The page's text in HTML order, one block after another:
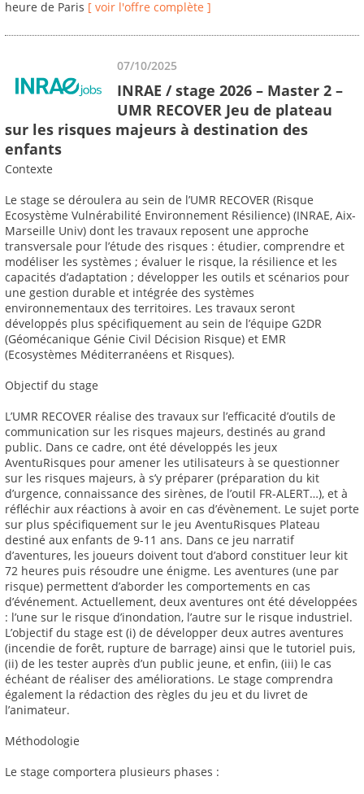
heure de Paris [ voir l'offre complète ]
07/10/2025
INRAE / stage 2026 – Master 2 –
UMR RECOVER Jeu de plateau
sur les risques majeurs à destination des
enfants
Contexte
Le stage se déroulera au sein de l’UMR RECOVER (Risque
Ecosystème Vulnérabilité Environnement Résilience) (INRAE, Aix-
Marseille Univ) dont les travaux reposent une approche
transversale pour l’étude des risques : étudier, comprendre et
modéliser les systèmes ; évaluer le risque, la résilience et les
capacités d’adaptation ; développer les outils et scénarios pour
une gestion durable et intégrée des systèmes
environnementaux des territoires. Les travaux seront
développés plus spécifiquement au sein de l’équipe G2DR
(Géomécanique Génie Civil Décision Risque) et EMR
(Ecosystèmes Méditerranéens et Risques).
Objectif du stage
L’UMR RECOVER réalise des travaux sur l’efficacité d’outils de
communication sur les risques majeurs, destinés au grand
public. Dans ce cadre, ont été développés les jeux
AventuRisques pour amener les utilisateurs à se questionner
sur les risques majeurs, à s’y préparer (préparation du kit
d’urgence, connaissance des sirènes, de l’outil FR-ALERT…), et à
réfléchir aux réactions à avoir en cas d’évènement. Le sujet porte
sur plus spécifiquement sur le jeu AventuRisques Plateau
destiné aux enfants de 9-11 ans. Dans ce jeu narratif
d’aventures, les joueurs doivent tout d’abord constituer leur kit
72 heures puis résoudre une énigme. Les aventures (une par
risque) permettent d’aborder les comportements en cas
d’événement. Actuellement, deux aventures ont été développées
: l’une sur le risque d’inondation, l’autre sur le risque industriel.
L’objectif du stage est (i) de développer deux autres aventures
(incendie de forêt, rupture de barrage) ainsi que le tutoriel puis,
(ii) de les tester auprès d’un public jeune, et enfin, (iii) le cas
échéant de réaliser des améliorations. Le stage comprendra
également la rédaction des règles du jeu et du livret de
l’animateur.
Méthodologie
Le stage comportera plusieurs phases :